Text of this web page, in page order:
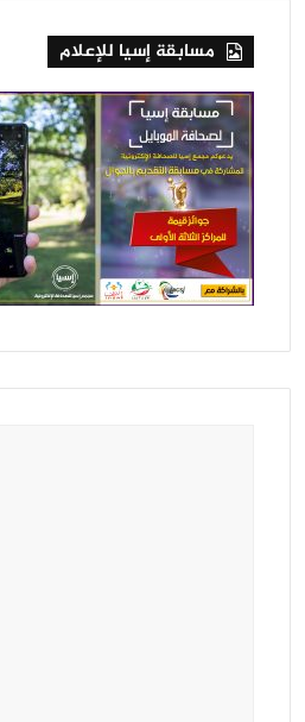
مسابقة إسيا للإعلام